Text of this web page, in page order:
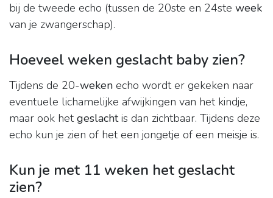
bij de tweede echo (tussen de 20ste en 24ste week
van je zwangerschap).
Hoeveel weken geslacht baby zien?
Tijdens de 20-weken echo wordt er gekeken naar
eventuele lichamelijke afwijkingen van het kindje,
maar ook hetgeslachtis dan zichtbaar. Tijdens deze
echo kun je zien of het een jongetje of een meisje is.
Kun je met 11 weken het geslacht
zien?